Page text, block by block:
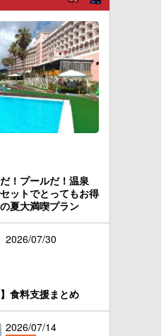
！プールだ！温泉
ットでとってもお得
夏大満喫プラン
2026/07/30
食料支援まとめ
2026/07/14